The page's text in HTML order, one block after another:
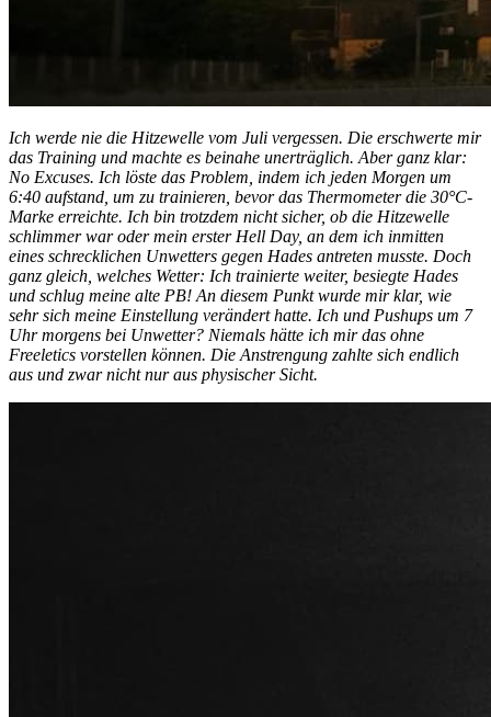
Ich werde nie die Hitzewelle vom Juli vergessen. Die erschwerte mir
das Training und machte es beinahe unerträglich. Aber ganz klar:
No Excuses. Ich löste das Problem, indem ich jeden Morgen um
6:40 aufstand, um zu trainieren, bevor das Thermometer die 30°C-
Marke erreichte. Ich bin trotzdem nicht sicher, ob die Hitzewelle
schlimmer war oder mein erster Hell Day, an dem ich inmitten
eines schrecklichen Unwetters gegen Hades antreten musste. Doch
ganz gleich, welches Wetter: Ich trainierte weiter, besiegte Hades
und schlug meine alte PB! An diesem Punkt wurde mir klar, wie
sehr sich meine Einstellung verändert hatte. Ich und Pushups um 7
Uhr morgens bei Unwetter? Niemals hätte ich mir das ohne
Freeletics vorstellen können. Die Anstrengung zahlte sich endlich
aus und zwar nicht nur aus physischer Sicht.